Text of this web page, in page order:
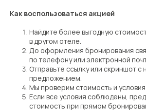
Как воспользоваться акцией
Найдите более выгодную
в другом отеле.
До оформления бронирования
по телефону или электронной
Отправьте ссылку или скриншот с
предложением.
Мы проверим стоимость и
Если все условия соблюдены,
стоимость при прямом